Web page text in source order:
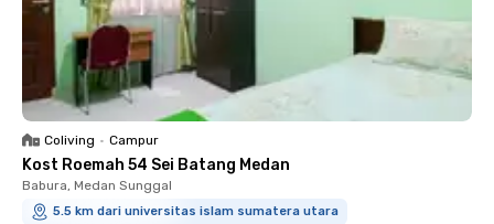
Coliving • Campur
Kost Roemah 54 Sei Batang Medan
Babura, Medan Sunggal
5.5 km dari universitas islam sumatera utara